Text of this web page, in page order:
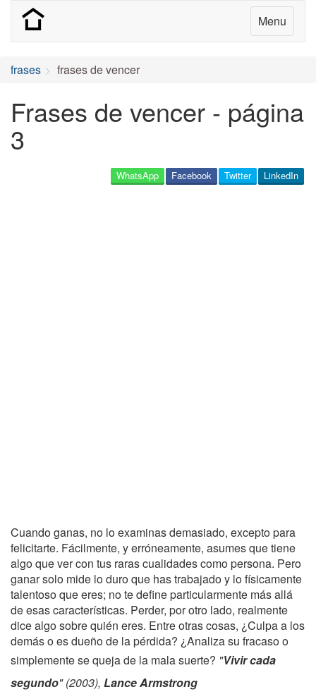
Menu
frases frases de vencer
Frases de vencer - página
3
LinkedIn
Twitter
Facebook
WhatsApp
Cuando ganas, no lo examinas demasiado, excepto para
felicitarte. Fácilmente, y erróneamente, asumes que tiene
algo que ver con tus raras cualidades como persona. Pero
ganar solo mide lo duro que has trabajado y lo físicamente
talentoso que eres; no te define particularmente más allá
de esas características. Perder, por otro lado, realmente
dice algo sobre quién eres. Entre otras cosas, ¿Culpa a los
demás o es dueño de la pérdida? ¿Analiza su fracaso o
simplemente se queja de la mala suerte? "Vivir cada
segundo" (2003), Lance Armstrong